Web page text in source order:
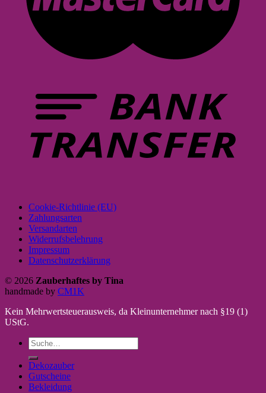
Cookie-Richtlinie (EU)
Zahlungsarten
Versandarten
Widerrufsbelehrung
Impressum
Datenschutzerklärung
© 2026 Zauberhaftes by Tina
handmade by CM1K
Kein Mehrwertsteuerausweis, da Kleinunternehmer nach §19 (1)
UStG.
Suche
nach:
Dekozauber
Gutscheine
Bekleidung